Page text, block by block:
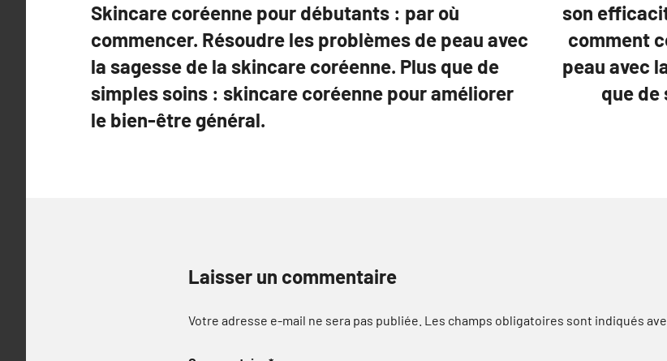
Skincare coréenne pour débutants : par où
commencer. Résoudre les problèmes de peau avec
la sagesse de la skincare coréenne. Plus que de
simples soins : skincare coréenne pour améliorer
le bien-être général.
son
comment
peau avec
que de
Laisser un commentaire
Votre adresse e-mail ne sera pas publiée. Les champs obligatoires sont indiqués